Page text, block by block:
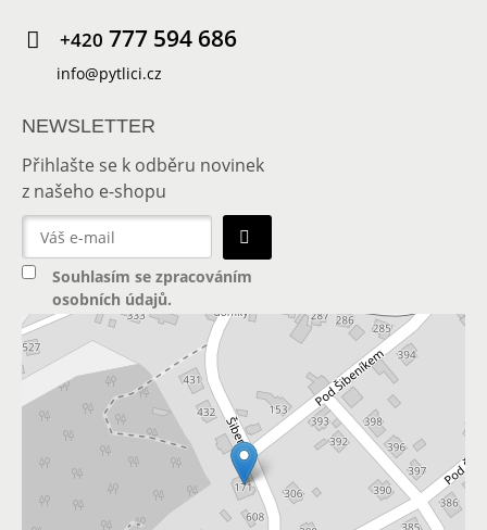
+420 777 594 686
info@pytlici.cz
NEWSLETTER
Přihlašte se k odběru novinek
z našeho e-shopu
Souhlasím se zpracováním
osobních údajů.